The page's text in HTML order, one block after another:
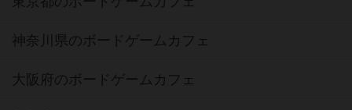
神奈川県のボードゲームカフェ
大阪府のボードゲームカフェ